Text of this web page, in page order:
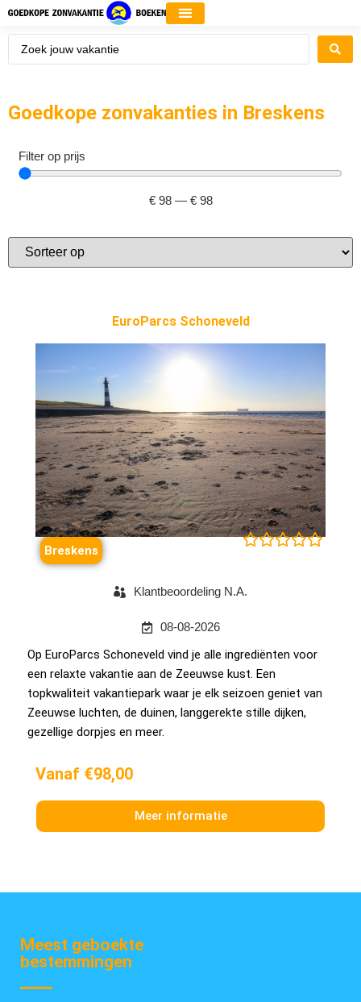
Goedkope zonvakanties in Breskens
Filter op prijs
€ 98 — € 98
EuroParcs Schoneveld

Breskens
Klantbeoordeling N.A.
08-08-2026
Op EuroParcs Schoneveld vind je alle ingrediënten voor
een relaxte vakantie aan de Zeeuwse kust. Een
topkwaliteit vakantiepark waar je elk seizoen geniet van
Zeeuwse luchten, de duinen, langgerekte stille dijken,
gezellige dorpjes en meer.
Vanaf €98,00
Meer informatie
Meest geboekte
bestemmingen